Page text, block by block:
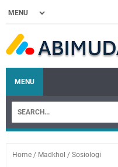
MENU
Home / Madkhol / Sosiologi